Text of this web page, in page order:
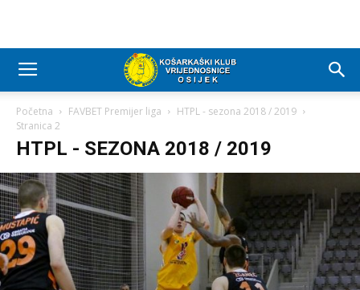
Početna FAVBET Premijer liga
HTPL - sezona 2018 / 2019
Stranica 2
HTPL - SEZONA 2018 / 2019